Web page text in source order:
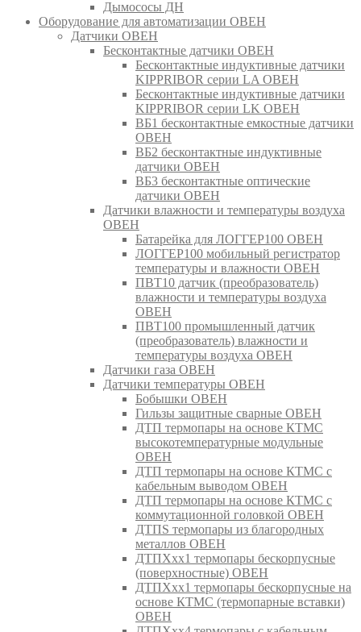
Дымососы ДН
Оборудование для автоматизации ОВЕН
Датчики ОВЕН
Бесконтактные датчики ОВЕН
Бесконтактные индуктивные датчики
KIPPRIBOR серии LA ОВЕН
Бесконтактные индуктивные датчики
KIPPRIBOR серии LK ОВЕН
ВБ1 бесконтактные емкостные датчики
ОВЕН
ВБ2 бесконтактные индуктивные
датчики ОВЕН
ВБ3 бесконтактные оптические
датчики ОВЕН
Датчики влажности и температуры воздуха
ОВЕН
Батарейка для ЛОГГЕР100 ОВЕН
ЛОГГЕР100 мобильный регистратор
температуры и влажности ОВЕН
ПВТ10 датчик (преобразователь)
влажности и температуры воздуха
ОВЕН
ПВТ100 промышленный датчик
(преобразователь) влажности и
температуры воздуха ОВЕН
Датчики газа ОВЕН
Датчики температуры ОВЕН
Бобышки ОВЕН
Гильзы защитные сварные ОВЕН
ДТП термопары на основе КТМС
высокотемпературные модульные
ОВЕН
ДТП термопары на основе КТМС с
кабельным выводом ОВЕН
ДТП термопары на основе КТМС с
коммутационной головкой ОВЕН
ДТПS термопары из благородных
металлов ОВЕН
ДТПХхх1 термопары бескорпусные
(поверхностные) ОВЕН
ДТПХхх1 термопары бескорпусные на
основе КТМС (термопарные вставки)
ОВЕН